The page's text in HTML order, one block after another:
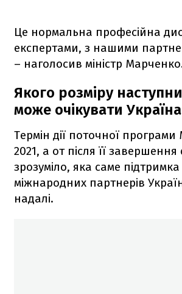
Це нормальна професійна
експертами, з нашими
– наголосив міністр
Якого розміру
може очікувати Україна
Термін дії поточної
2021, а от після її завершення
зрозуміло, яка саме підтримка
міжнародних партнерів
надалі.